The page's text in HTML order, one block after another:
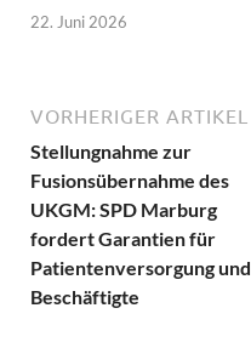
22. Juni 2026
VORHERIGER ARTIKEL
Stellungnahme zur
Fusionsübernahme des
UKGM: SPD Marburg
fordert Garantien für
Patientenversorgung und
Beschäftigte